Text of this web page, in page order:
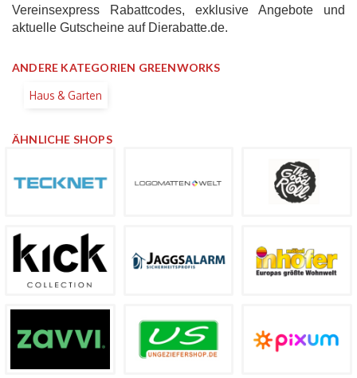
Vereinsexpress Rabattcodes, exklusive Angebote und
aktuelle Gutscheine auf Dierabatte.de.
ANDERE KATEGORIEN GREENWORKS
Haus & Garten
ÄHNLICHE SHOPS